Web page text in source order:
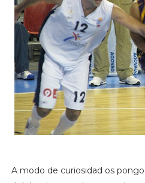
A modo de curiosidad os